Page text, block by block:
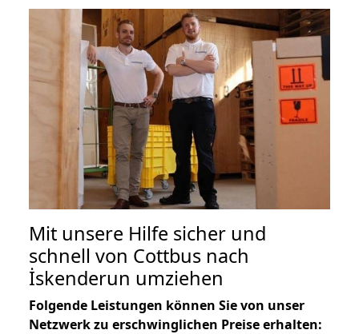
Mit unsere Hilfe sicher und
schnell von Cottbus nach
İskenderun umziehen
Folgende Leistungen können Sie von unser
Netzwerk zu erschwinglichen Preise erhalten: